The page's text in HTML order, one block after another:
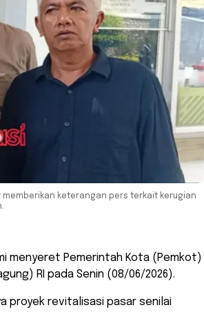
memberikan keterangan pers terkait kerugian
menyeret Pemerintah Kota (Pemkot)
RI pada Senin (08/06/2026).
proyek revitalisasi pasar senilai